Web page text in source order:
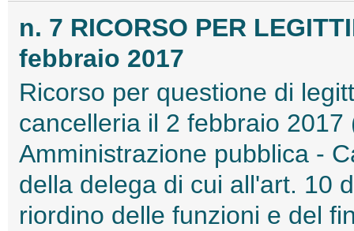
n. 7 RICORSO PER
febbraio 2017
Ricorso per questione di
cancelleria il 2 febbraio
Amministrazione pubblica -
della delega di cui all'art. 10
riordino delle funzioni e del